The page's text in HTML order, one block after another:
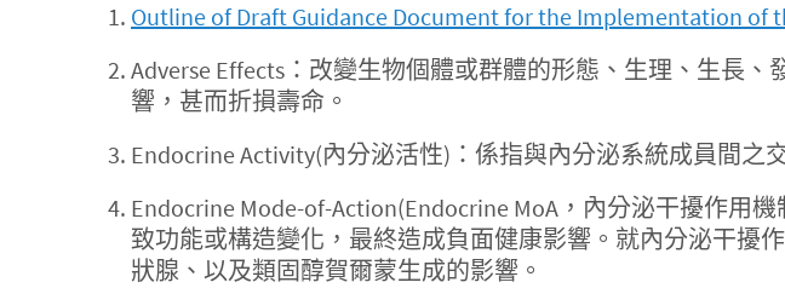
Outline of Draft Guidance Document for the Implementation of
Adverse Effects：改變生物個體或群體的形態、生理、生長
響，甚而折損壽命。
Endocrine Activity(內分泌活性)：係指與內分泌系統成員間之
Endocrine Mode-of-Action(Endocrine MoA，內分泌干擾作用
致功能或構造變化，最終造成負面健康影響。就內分泌干擾
狀腺、以及類固醇賀爾蒙生成的影響。